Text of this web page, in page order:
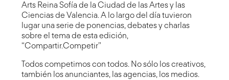
Arts Reina Sofía de la Ciudad de las Artes y las
Ciencias de Valencia. A lo largo del día tuvieron
lugar una serie de ponencias, debates y charlas
sobre el tema de esta edición,
“Compartir.Competir”
Todos competimos con todos. No sólo los creativos,
también los anunciantes, las agencias, los medios.